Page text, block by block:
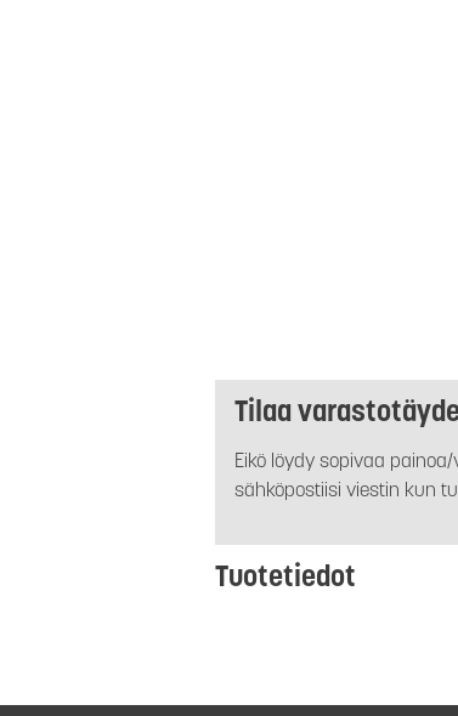
Tilaa
Eikö löydy sopivaa
sähköpostiisi viestin kun
Tuotetiedot